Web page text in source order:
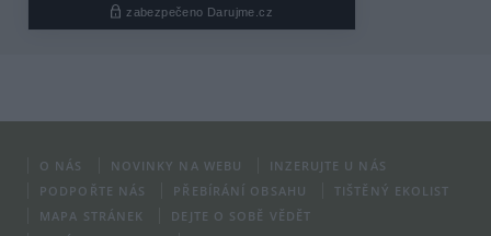
O NÁS NOVINKY NA WEBU
INZERUJTE U NÁS
PODPOŘTE NÁS
PŘEBÍRÁNÍ OBSAHU
TIŠTĚNÝ EKOLIST
MAPA STRÁNEK
DEJTE O SOBĚ VĚDĚT